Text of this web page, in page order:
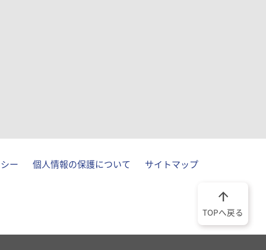
ー 個人情報の保護について サイトマップ
arrow_upward
TOPへ戻る